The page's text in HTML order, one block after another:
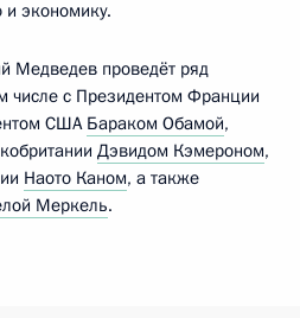
и экономику.
Медведев проведёт ряд
числе с Президентом Франции
США Бараком Обамой,
Дэвидом Кэмероном,
Наото Каном, а также
Меркель.